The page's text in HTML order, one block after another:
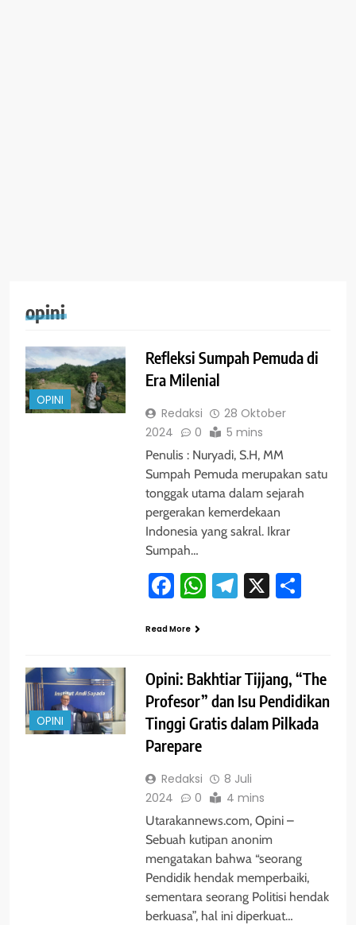
opini
OPINI
Refleksi Sumpah Pemuda di
Era Milenial
Redaksi
28 Oktober
2024
0 5 mins
Penulis : Nuryadi, S.H, MM
Sumpah Pemuda merupakan satu
tonggak utama dalam sejarah
pergerakan kemerdekaan
Indonesia yang sakral. Ikrar
Sumpah…
Facebook
WhatsApp
Telegram
X
Read More
OPINI
Opini: Bakhtiar Tijjang, “The
Profesor” dan Isu Pendidikan
Tinggi Gratis dalam Pilkada
Parepare
Redaksi
8 Juli
2024
0 4 mins
Utarakannews.com, Opini –
Sebuah kutipan anonim
mengatakan bahwa “seorang
Pendidik hendak memperbaiki,
sementara seorang Politisi hendak
berkuasa”, hal ini diperkuat…